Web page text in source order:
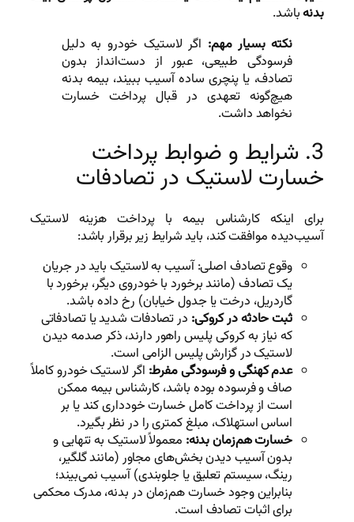
بدنهباشد.
نکته بسیار مهم: اگر لاستیک خودرو به دلیل
فرسودگی طبیعی، عبور از دست‌انداز بدون
تصادف، یا پنچری ساده آسیب ببیند، بیمه بدنه
هیچ‌گونه تعهدی در قبال پرداخت خسارت
نخواهد داشت.
3. شرایط و ضوابط پرداخت
خسارت لاستیک در تصادفات
برای اینکه کارشناس بیمه با پرداخت هزینه لاستیک
آسیب‌دیده موافقت کند، باید شرایط زیر برقرار باشد:
وقوع تصادف اصلی: آسیب به لاستیک باید در جریان
یک تصادف (مانند برخورد با خودروی دیگر، برخورد با
گاردریل، درخت یا جدول خیابان) رخ داده باشد.
ثبت حادثه در کروکی: در تصادفات شدید یا تصادفاتی
که نیاز به کروکی پلیس راهور دارند، ذکر صدمه دیدن
لاستیک در گزارش پلیس الزامی است.
عدم کهنگی و فرسودگی مفرط: اگر لاستیک خودرو کاملاً
صاف و فرسوده بوده باشد، کارشناس بیمه ممکن
است از پرداخت کامل خسارت خودداری کند یا بر
اساس استهلاک، مبلغ کمتری را در نظر بگیرد.
خسارت هم‌زمان بدنه: معمولاً لاستیک به تنهایی و
بدون آسیب دیدن بخش‌های مجاور (مانند گلگیر،
رینگ، سیستم تعلیق یا جلوبندی) آسیب نمی‌بیند؛
بنابراین وجود خسارت هم‌زمان در بدنه، مدرک محکمی
برای اثبات تصادف است.